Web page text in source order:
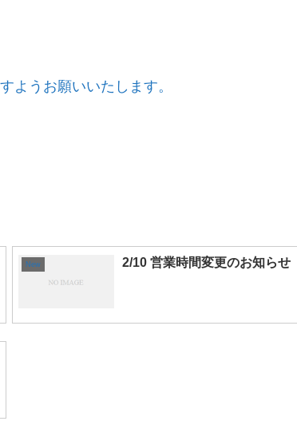
ようお願いいたします。
New 2/10 営業時間変更のお知らせ